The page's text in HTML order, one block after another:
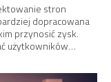
stron
dopracowana
przynosić zysk.
użytkowników…